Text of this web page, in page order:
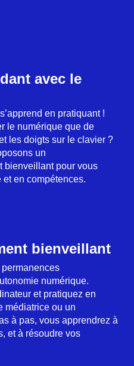
avec le
en pratiquant !
le numérique que de
les doigts sur le clavier ?
un
bienveillant pour vous
en compétences.
bienveillant
numérique.
et pratiquez en
médiatrice ou un
à pas, vous apprendrez à
et à résoudre vos